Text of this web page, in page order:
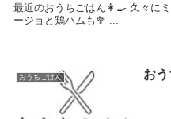
最近のおうちごはん👩‍🍳 久々に
ージョと鶏ハムも🥦 ...
おうちごはん お